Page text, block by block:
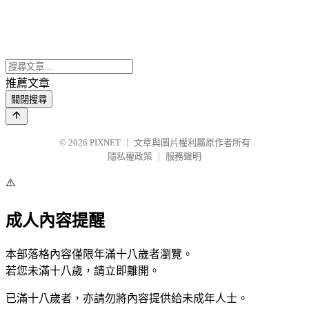
推薦文章
關閉搜尋
© 2026 PIXNET
文章與圖片權利屬原作者所有
隱私權政策
服務聲明
⚠️
成人內容提醒
本部落格內容僅限年滿十八歲者瀏覽。
若您未滿十八歲，請立即離開。
已滿十八歲者，亦請勿將內容提供給未成年人士。